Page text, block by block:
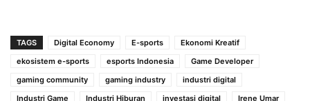
TAGS Digital Economy E-sports
Ekonomi Kreatif
ekosistem e-sports
esports Indonesia
Game Developer
gaming community
gaming industry
industri digital
Industri Game
Industri Hiburan investasi digital
Irene Umar